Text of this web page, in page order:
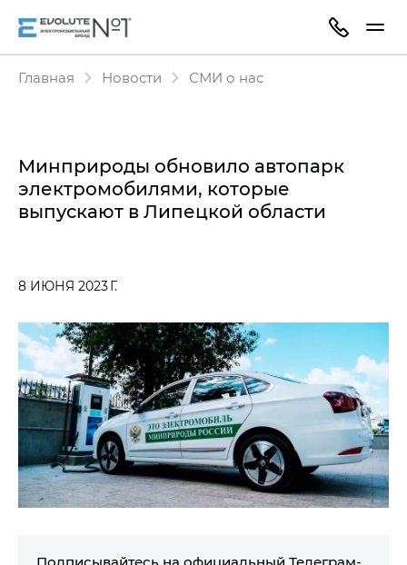
Главная Новости СМИ о нас
Минприроды обновило автопарк
электромобилями, которые
выпускают в Липецкой области
8 ИЮНЯ 2023 Г.
Подписывайтесь на официальный Телеграм-